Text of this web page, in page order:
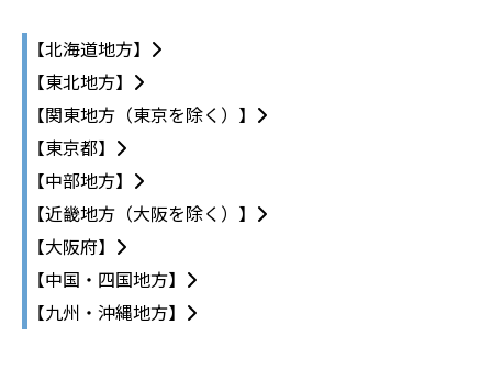
【北海道地方】
【東北地方】
【関東地方（東京を除く）】
【東京都】
【中部地方】
【近畿地方（大阪を除く）】
【大阪府】
【中国・四国地方】
【九州・沖縄地方】